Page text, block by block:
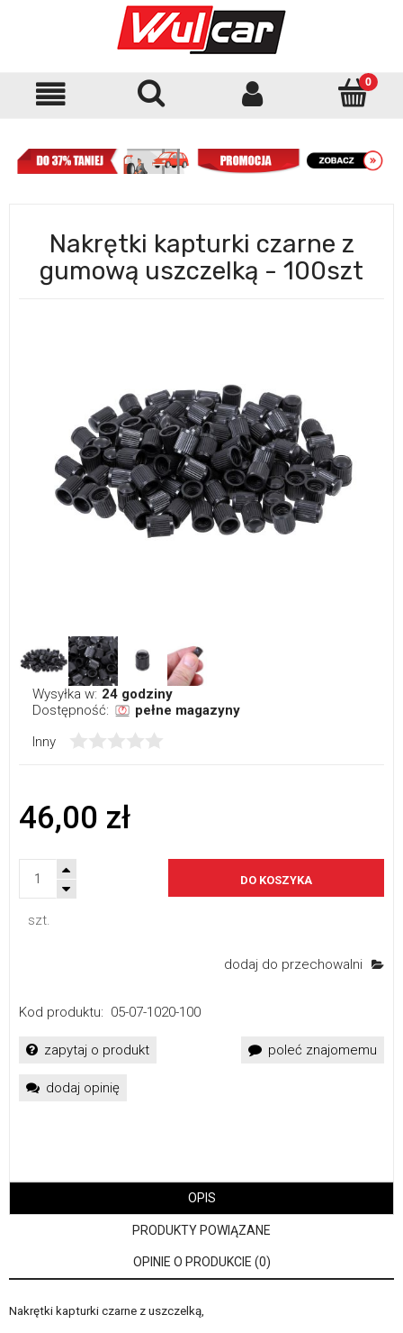
Nakrętki kapturki czarne z
gumową uszczelką - 100szt
Wysyłka w: 24 godziny
Dostępność:
pełne magazyny
Inny
46,00 zł
szt.
DO KOSZYKA
dodaj do przechowalni
Kod produktu: 05-07-1020-100
zapytaj o produkt poleć znajomemu
dodaj opinię
OPIS
PRODUKTY POWIĄZANE
OPINIE O PRODUKCIE (0)
Nakrętki kapturki czarne z uszczelką,